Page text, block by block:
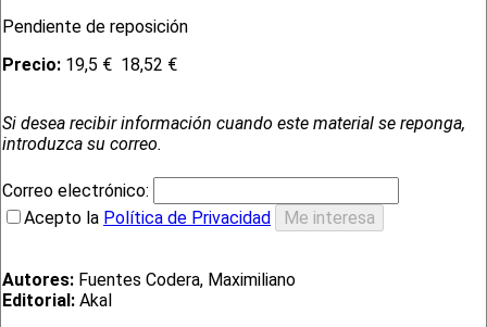
Pendiente de reposición
Precio: 19,5 € 18,52 €
Si desea recibir información cuando este material se reponga,
introduzca su correo.
Correo electrónico:
Acepto la Política de Privacidad
Autores: Fuentes Codera, Maximiliano
Editorial: Akal